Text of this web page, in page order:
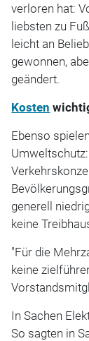
verloren hat:
liebsten zu
leicht an
gewonnen,
geändert.
Kosten
Ebenso
generell
keine
"Für die
keine
In Sachen
So sagten in